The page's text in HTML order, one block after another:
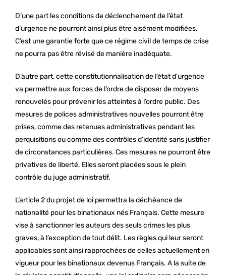
D’une part les conditions de déclenchement de l’état
d’urgence ne pourront ainsi plus être aisément modifiées.
C’est une garantie forte que ce régime civil de temps de crise
ne pourra pas être révisé de manière inadéquate.
D’autre part, cette constitutionnalisation de l’état d’urgence
va permettre aux forces de l’ordre de disposer de moyens
renouvelés pour prévenir les atteintes à l’ordre public. Des
mesures de polices administratives nouvelles pourront être
prises, comme des retenues administratives pendant les
perquisitions ou comme des contrôles d’identité sans justifier
de circonstances particulières. Ces mesures ne pourront être
privatives de liberté. Elles seront placées sous le plein
contrôle du juge administratif.
L’article 2 du projet de loi permettra la déchéance de
nationalité pour les binationaux nés Français. Cette mesure
vise à sanctionner les auteurs des seuls crimes les plus
graves, à l’exception de tout délit. Les règles qui leur seront
applicables sont ainsi rapprochées de celles actuellement en
vigueur pour les binationaux devenus Français. A la suite de